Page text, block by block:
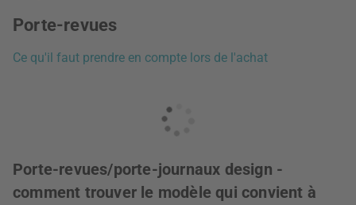
Porte-revues
Ce qu'il faut prendre en compte lors de l'achat
Porte-revues/porte-journaux design -
comment trouver le modèle qui convient à